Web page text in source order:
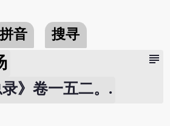
拼音 搜寻
subject
录》卷一五二。.